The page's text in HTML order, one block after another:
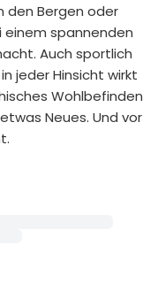
den Bergen oder
einem spannenden
Auch sportlich
jeder Hinsicht wirkt
Wohlbefinden
Neues. Und vor